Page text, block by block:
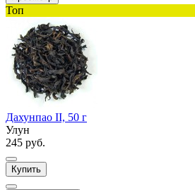
Топ
Дахунпао II, 50 г
Улун
245 руб.
Купить